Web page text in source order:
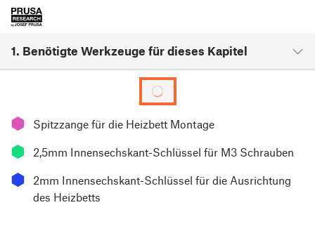
1. Benötigte Werkzeuge für dieses Kapitel
⬢ Spitzzange für die Heizbett Montage
⬢ 2,5mm Innensechskant-Schlüssel für M3 Schrauben
⬢
2mm Innensechskant-Schlüssel für die Ausrichtung
des Heizbetts